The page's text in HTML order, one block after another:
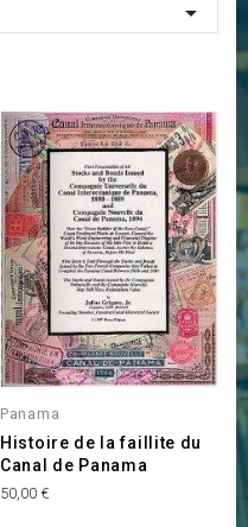

Panama
Histoire de la faillite du
Canal de Panama
Prix
50,00 €